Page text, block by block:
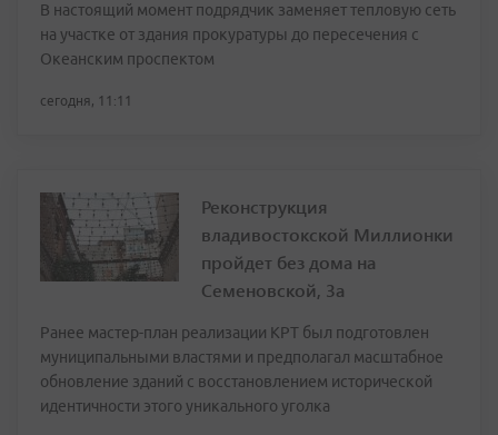
В настоящий момент подрядчик заменяет тепловую сеть
на участке от здания прокуратуры до пересечения с
Океанским проспектом
сегодня, 11:11
Реконструкция
владивостокской Миллионки
пройдет без дома на
Семеновской, 3а
Ранее мастер-план реализации КРТ был подготовлен
муниципальными властями и предполагал масштабное
обновление зданий с восстановлением исторической
идентичности этого уникального уголка